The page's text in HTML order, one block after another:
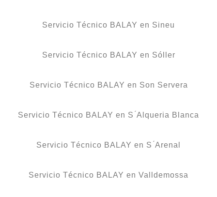
Servicio Técnico BALAY en Sineu
Servicio Técnico BALAY en Sóller
Servicio Técnico BALAY en Son Servera
Servicio Técnico BALAY en S ́Alqueria Blanca
Servicio Técnico BALAY en S ́Arenal
Servicio Técnico BALAY en Valldemossa